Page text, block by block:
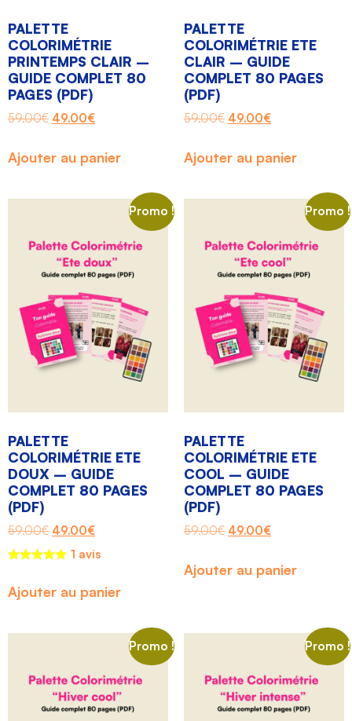
PALETTE
COLORIMÉTRIE
PRINTEMPS CLAIR –
GUIDE COMPLET 80
PAGES (PDF)
59.00€ 49.00€
Ajouter au panier
PALETTE
COLORIMÉTRIE ETE
CLAIR – GUIDE
COMPLET 80 PAGES
(PDF)
59.00€ 49.00€
Ajouter au panier
Promo !
PALETTE
COLORIMÉTRIE ETE
DOUX – GUIDE
COMPLET 80 PAGES
(PDF)
59.00€ 49.00€
1 avis
Ajouter au panier
Promo !
PALETTE
COLORIMÉTRIE ETE
COOL – GUIDE
COMPLET 80 PAGES
(PDF)
59.00€ 49.00€
Ajouter au panier
Promo ! Promo !